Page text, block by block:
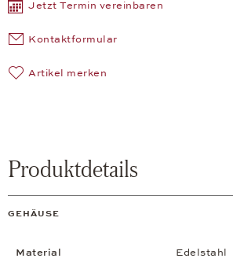
Jetzt Termin vereinbaren
Kontaktformular
Artikel merken
Produktdetails
GEHÄUSE
Material
Edelstahl